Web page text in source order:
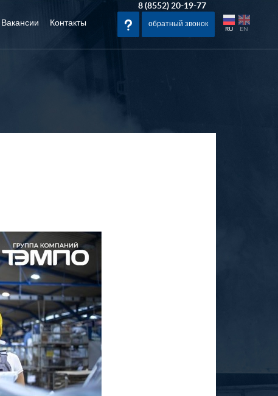
Вакансии Контакты
8 (8552) 20-19-77
обратный звонок
RU EN